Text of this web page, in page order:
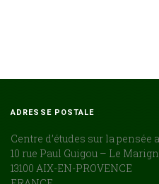
ADRESSE POSTALE
Centre d’études sur la
10 rue Paul Guigou – Le
13100 AIX-EN-PROVENCE